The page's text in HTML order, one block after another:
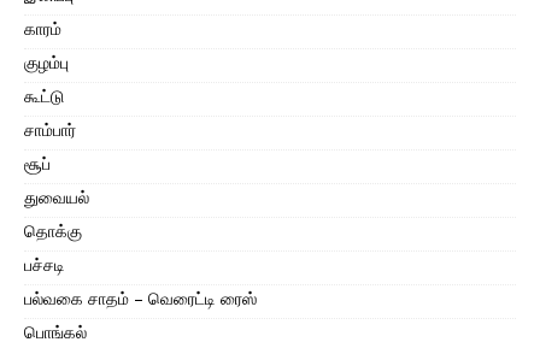
காரம்
குழம்பு
கூட்டு
சாம்பார்
சூப்
துவையல்
தொக்கு
பச்சடி
பல்வகை சாதம் – வெரைட்டி ரைஸ்
பொங்கல்